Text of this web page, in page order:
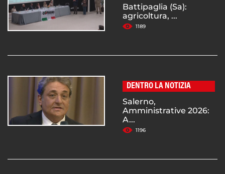
Battipaglia (Sa):
agricoltura, ...
1189
DENTRO LA NOTIZIA
Salerno,
Amministrative 2026:
A...
1196